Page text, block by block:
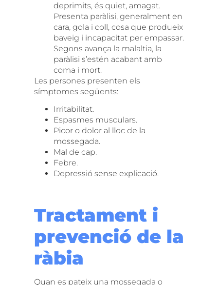
deprimits, és quiet, amagat.
Presenta paràlisi, generalment en
cara, gola i coll, cosa que produeix
baveig i incapacitat per empassar.
Segons avança la malaltia, la
paràlisi s’estén acabant amb
coma i mort.
Les persones presenten els
símptomes següents:
Irritabilitat.
Espasmes musculars.
Picor o dolor al lloc de la
mossegada.
Mal de cap.
Febre.
Depressió sense explicació.
Tractament i
prevenció de la
ràbia
Quan es pateix una mossegada o